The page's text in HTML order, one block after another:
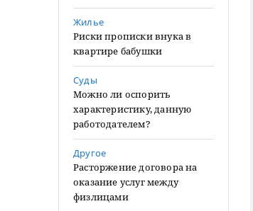
Жилье
Риски прописки внука в
квартире бабушки
Суды
Можно ли оспорить
характеристику, данную
работодателем?
Другое
Расторжение договора на
оказание услуг между
физлицами